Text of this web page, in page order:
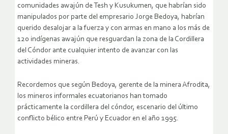
comunidades awajún de Tesh y Kusukumen, que habrían sido
manipulados por parte del empresario Jorge Bedoya, habrían
querido desalojar a la fuerza y con armas en mano a los más de
120 indígenas awajún que resguardan la zona de la Cordillera
del Cóndor ante cualquier intento de avanzar con las
actividades mineras.
Recordemos que según Bedoya, gerente de la minera Afrodita,
los mineros informales ecuatorianos han tomado
prácticamente la cordillera del cóndor, escenario del último
conflicto bélico entre Perú y Ecuador en el año 1995.